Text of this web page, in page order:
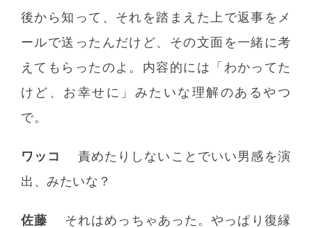
後から知って、それを踏まえた上で返事をメ
ールで送ったんだけど、その文面を一緒に考
えてもらったのよ。内容的には「わかってた
けど、お幸せに」みたいな理解のあるやつ
で。
ワッコ
責めたりしないことでいい男感を演
出、みたいな？
佐藤
それはめっちゃあった。やっぱり復縁